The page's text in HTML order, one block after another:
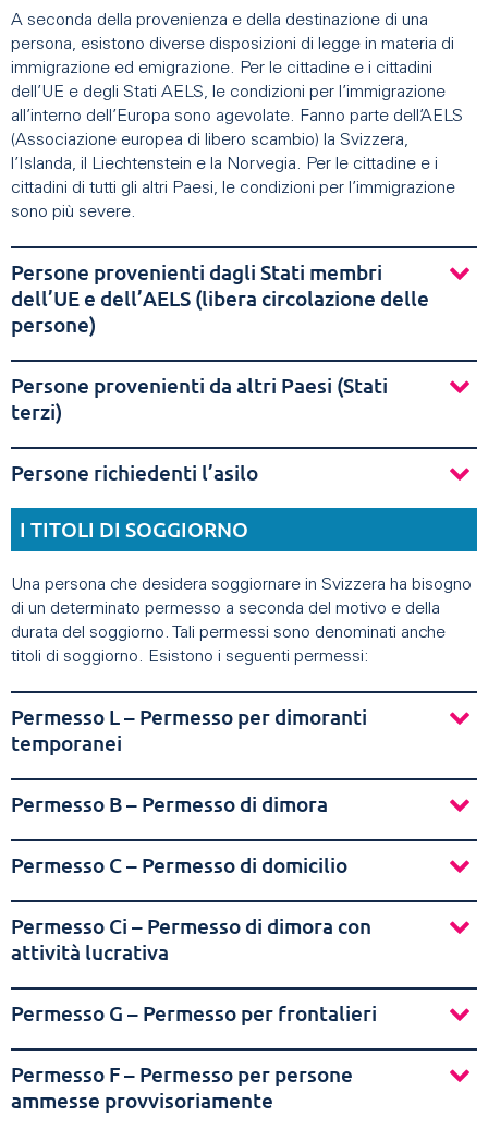
A seconda della provenienza e della destinazione di una
persona, esistono diverse disposizioni di legge in materia di
immigrazione ed emigrazione. Per le cittadine e i cittadini
dell’UE e degli Stati AELS, le condizioni per l’immigrazione
all’interno dell’Europa sono agevolate. Fanno parte dell’AELS
(Associazione europea di libero scambio) la Svizzera,
l’Islanda, il Liechtenstein e la Norvegia. Per le cittadine e i
cittadini di tutti gli altri Paesi, le condizioni per l’immigrazione
sono più severe.
Persone provenienti dagli Stati membri
dell’UE e dell’AELS (libera circolazione delle
persone)
Persone provenienti da altri Paesi (Stati
terzi)
Persone richiedenti l’asilo
I TITOLI DI SOGGIORNO
Una persona che desidera soggiornare in Svizzera ha bisogno
di un determinato permesso a seconda del motivo e della
durata del soggiorno. Tali permessi sono denominati anche
titoli di soggiorno. Esistono i seguenti permessi:
Permesso L – Permesso per dimoranti
temporanei
Permesso B – Permesso di dimora
Permesso C – Permesso di domicilio
Permesso Ci – Permesso di dimora con
attività lucrativa
Permesso G – Permesso per frontalieri
Permesso F – Permesso per persone
ammesse provvisoriamente